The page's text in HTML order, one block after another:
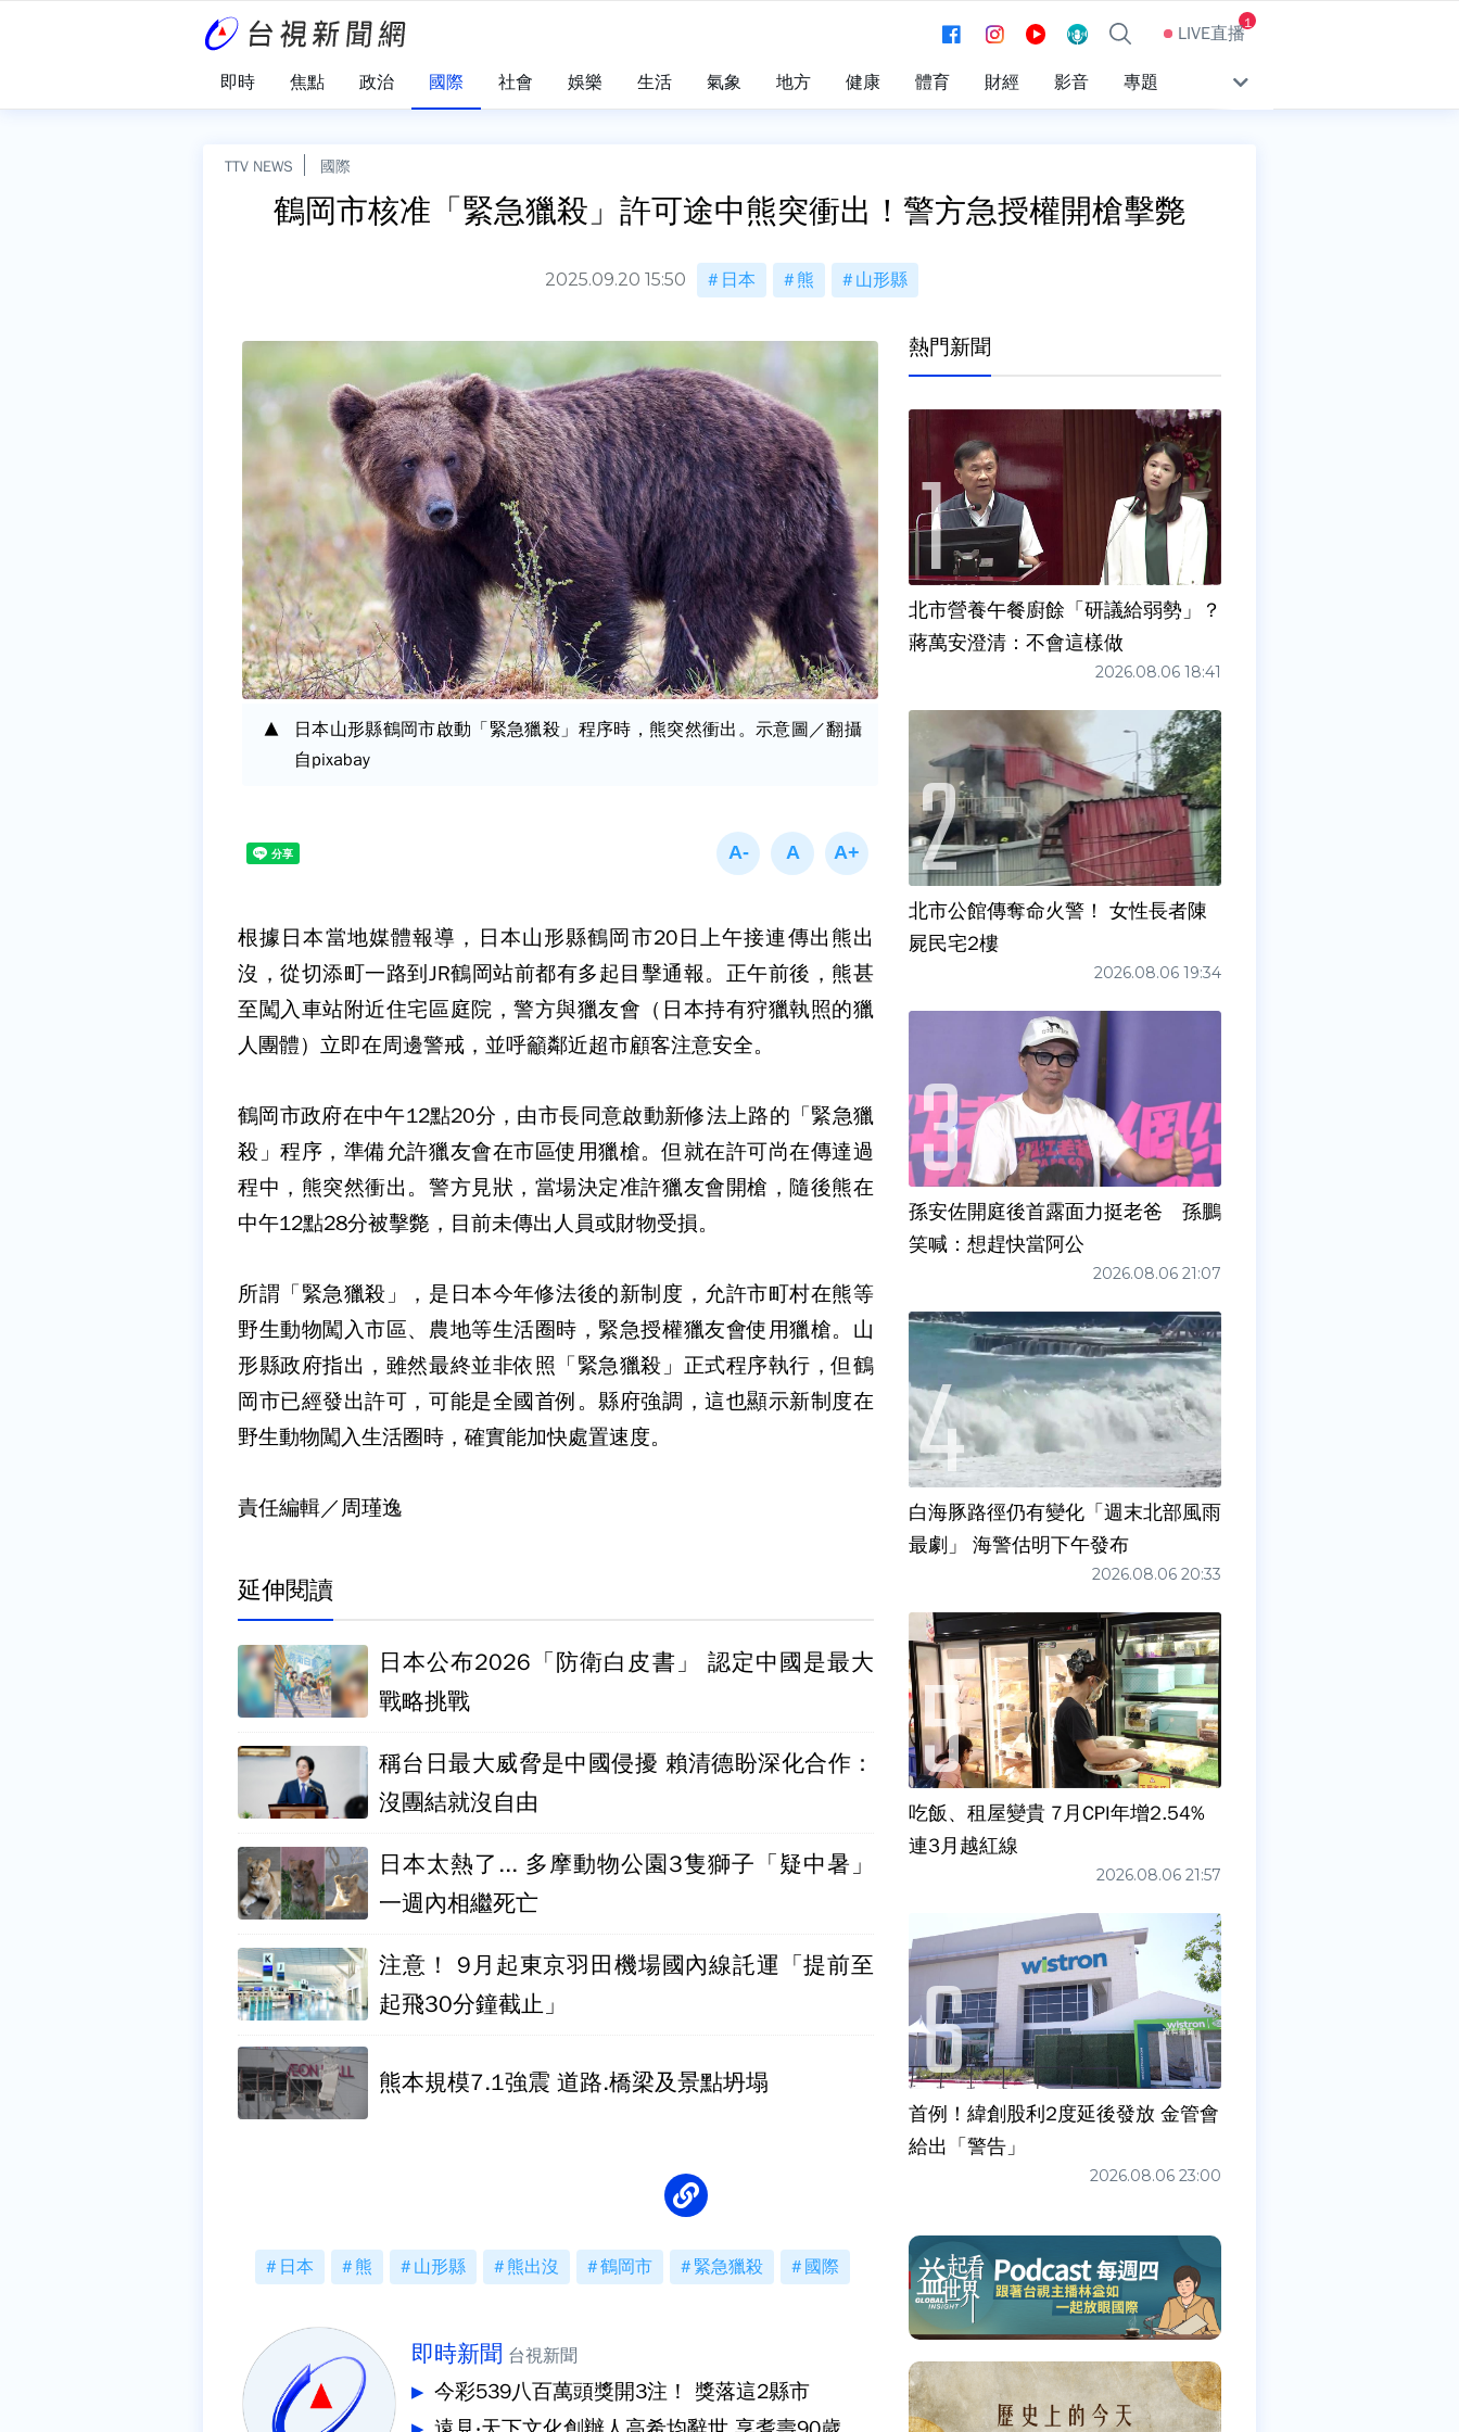
LIVE直播1
即時 焦點 政治 國際 社會 娛樂 生活 氣象 地方 健康 體育 財經 影音 專題
TTV NEWS 國際
鶴岡市核准「緊急獵殺」許可途中熊突衝出！警方急授權開槍擊斃
2025.09.20 15:50 日本 熊 山形縣
日本山形縣鶴岡市啟動「緊急獵殺」程序時，熊突然衝出。示意圖／翻攝
自pixabay
根據日本當地媒體報導，日本山形縣鶴岡市20日上午接連傳出熊出
沒，從切添町一路到JR鶴岡站前都有多起目擊通報。正午前後，熊甚
至闖入車站附近住宅區庭院，警方與獵友會（日本持有狩獵執照的獵
人團體）立即在周邊警戒，並呼籲鄰近超市顧客注意安全。
鶴岡市政府在中午12點20分，由市長同意啟動新修法上路的「緊急獵
殺」程序，準備允許獵友會在市區使用獵槍。但就在許可尚在傳達過
程中，熊突然衝出。警方見狀，當場決定准許獵友會開槍，隨後熊在
中午12點28分被擊斃，目前未傳出人員或財物受損。
所謂「緊急獵殺」，是日本今年修法後的新制度，允許市町村在熊等
野生動物闖入市區、農地等生活圈時，緊急授權獵友會使用獵槍。山
形縣政府指出，雖然最終並非依照「緊急獵殺」正式程序執行，但鶴
岡市已經發出許可，可能是全國首例。縣府強調，這也顯示新制度在
野生動物闖入生活圈時，確實能加快處置速度。
責任編輯／周瑾逸
延伸閱讀
日本公布2026「防衛白皮書」 認定中國是最大
戰略挑戰
稱台日最大威脅是中國侵擾 賴清德盼深化合作：
沒團結就沒自由
日本太熱了... 多摩動物公園3隻獅子「疑中暑」
一週內相繼死亡
注意！ 9月起東京羽田機場國內線託運「提前至
起飛30分鐘截止」
熊本規模7.1強震 道路.橋梁及景點坍塌
日本 熊 山形縣 熊出沒 鶴岡市 緊急獵殺 國際
即時新聞 台視新聞
今彩539八百萬頭獎開3注！ 獎落這2縣市
熱門新聞
北市營養午餐廚餘「研議給弱勢」？
蔣萬安澄清：不會這樣做
2026.08.06 18:41
北市公館傳奪命火警！ 女性長者陳
屍民宅2樓
2026.08.06 19:34
孫安佐開庭後首露面力挺老爸 孫鵬
笑喊：想趕快當阿公
2026.08.06 21:07
白海豚路徑仍有變化「週末北部風雨
最劇」 海警估明下午發布
2026.08.06 20:33
吃飯、租屋變貴 7月CPI年增2.54%
連3月越紅線
2026.08.06 21:57
首例！緯創股利2度延後發放 金管會
給出「警告」
2026.08.06 23:00